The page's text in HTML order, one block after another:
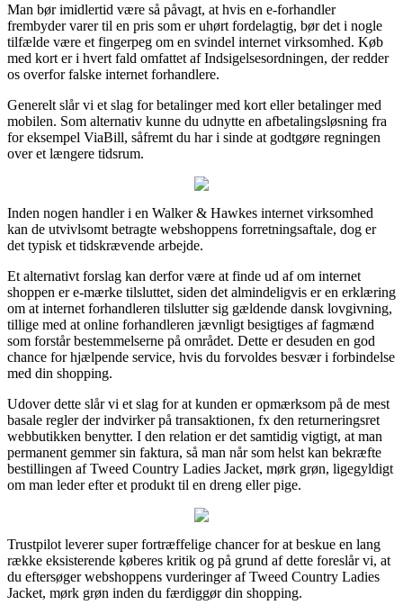
Man bør imidlertid være så påvagt, at hvis en e-forhandler
frembyder varer til en pris som er uhørt fordelagtig, bør det i nogle
tilfælde være et fingerpeg om en svindel internet virksomhed. Køb
med kort er i hvert fald omfattet af Indsigelsesordningen, der redder
os overfor falske internet forhandlere.
Generelt slår vi et slag for betalinger med kort eller betalinger med
mobilen. Som alternativ kunne du udnytte en afbetalingsløsning fra
for eksempel ViaBill, såfremt du har i sinde at godtgøre regningen
over et længere tidsrum.
Inden nogen handler i en Walker & Hawkes internet virksomhed
kan de utvivlsomt betragte webshoppens forretningsaftale, dog er
det typisk et tidskrævende arbejde.
Et alternativt forslag kan derfor være at finde ud af om internet
shoppen er e-mærke tilsluttet, siden det almindeligvis er en erklæring
om at internet forhandleren tilslutter sig gældende dansk lovgivning,
tillige med at online forhandleren jævnligt besigtiges af fagmænd
som forstår bestemmelserne på området. Dette er desuden en god
chance for hjælpende service, hvis du forvoldes besvær i forbindelse
med din shopping.
Udover dette slår vi et slag for at kunden er opmærksom på de mest
basale regler der indvirker på transaktionen, fx den returneringsret
webbutikken benytter. I den relation er det samtidig vigtigt, at man
permanent gemmer sin faktura, så man når som helst kan bekræfte
bestillingen af Tweed Country Ladies Jacket, mørk grøn, ligegyldigt
om man leder efter et produkt til en dreng eller pige.
Trustpilot leverer super fortræffelige chancer for at beskue en lang
række eksisterende køberes kritik og på grund af dette foreslår vi, at
du eftersøger webshoppens vurderinger af Tweed Country Ladies
Jacket, mørk grøn inden du færdiggør din shopping.